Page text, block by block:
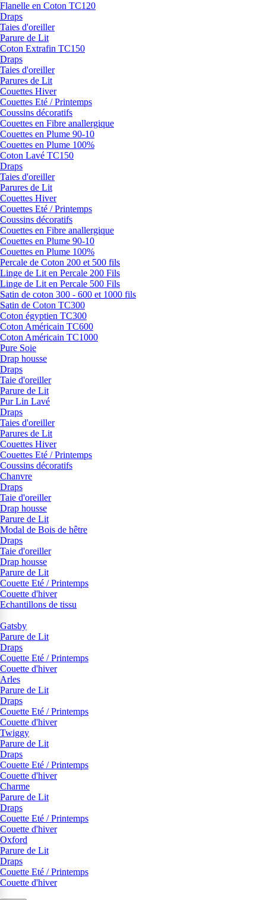
Flanelle en Coton TC120
Draps
Taies d'oreiller
Parure de Lit
Coton Extrafin TC150
Draps
Taies d'oreiller
Parures de Lit
Couettes Hiver
Couettes Eté / Printemps
Coussins décoratifs
Couettes en Fibre anallergique
Couettes en Plume 90-10
Couettes en Plume 100%
Coton Lavé TC150
Draps
Taies d'oreiller
Parures de Lit
Couettes Hiver
Couettes Eté / Printemps
Coussins décoratifs
Couettes en Fibre anallergique
Couettes en Plume 90-10
Couettes en Plume 100%
Percale de Coton 200 et 500 fils
Linge de Lit en Percale 200 Fils
Linge de Lit en Percale 500 Fils
Satin de coton 300 - 600 et 1000 fils
Satin de Coton TC300
Coton égyptien TC300
Coton Américain TC600
Coton Américain TC1000
Pure Soie
Drap housse
Draps
Taie d'oreiller
Parure de Lit
Pur Lin Lavé
Draps
Taies d'oreiller
Parures de Lit
Couettes Hiver
Couettes Eté / Printemps
Coussins décoratifs
Chanvre
Draps
Taie d'oreiller
Drap housse
Parure de Lit
Modal de Bois de hêtre
Draps
Taie d'oreiller
Drap housse
Parure de Lit
Couette Eté / Printemps
Couette d'hiver
Echantillons de tissu
Gatsby
Parure de Lit
Draps
Couette Eté / Printemps
Couette d'hiver
Arles
Parure de Lit
Draps
Couette Eté / Printemps
Couette d'hiver
Twiggy
Parure de Lit
Draps
Couette Eté / Printemps
Couette d'hiver
Charme
Parure de Lit
Draps
Couette Eté / Printemps
Couette d'hiver
Oxford
Parure de Lit
Draps
Couette Eté / Printemps
Couette d'hiver